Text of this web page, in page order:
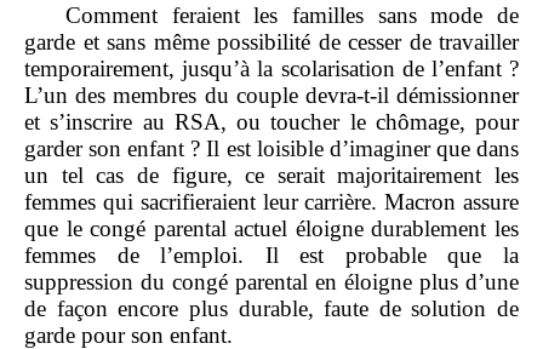
Comment feraient les familles sans mode de
garde et sans même possibilité de cesser de travailler
temporairement, jusqu’à la scolarisation de l’enfant ?
L’un des membres du couple devra‑t‑il démissionner
et s’inscrire au RSA, ou toucher le chômage, pour
garder son enfant ? Il est loisible d’imaginer que dans
un tel cas de figure, ce serait majoritairement les
femmes qui sacrifieraient leur carrière. Macron assure
que le congé parental actuel éloigne durablement les
femmes de l’emploi. Il est probable que la
suppression du congé parental en éloigne plus d’une
de façon encore plus durable, faute de solution de
garde pour son enfant.